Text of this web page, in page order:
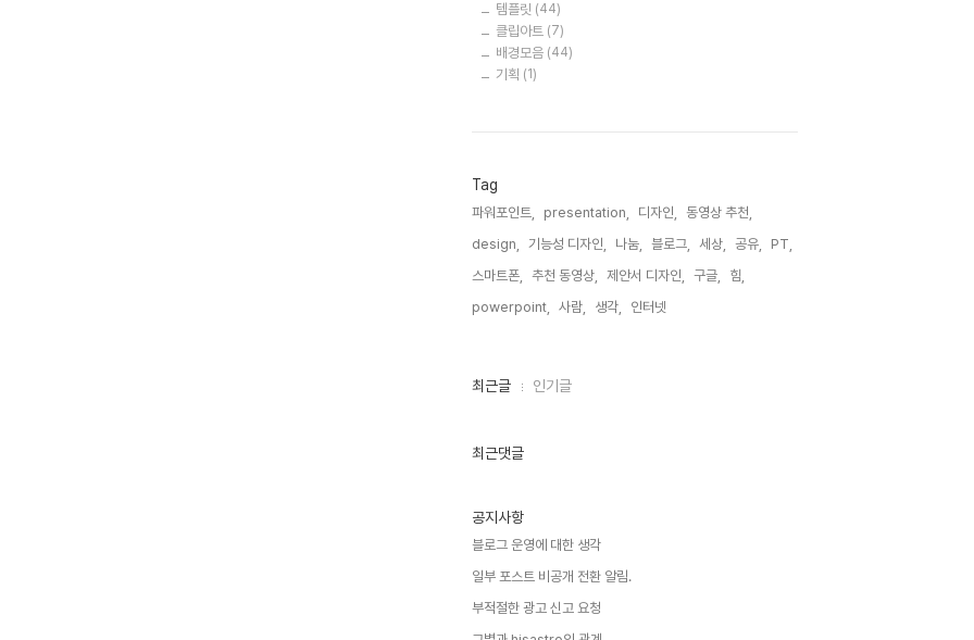
템플릿 (44)
클립아트 (7)
배경모음 (44)
기획 (1)
Tag
파워포인트, presentation, 디자인,
동영상 추천,
design,
기능성 디자인, 나눔, 블로그, 세상, 공유,
PT,
스마트폰,
추천 동영상, 제안서 디자인, 구글,
힘,
powerpoint,
사람, 생각, 인터넷,
최
인
최근글 인기글
최근댓글
공지사항
블로그 운영에 대한 생각
일부 포스트 비공개 전환 알림.
부적절한 광고 신고 요청